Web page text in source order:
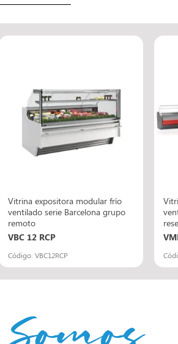
Vitrina expositora modular frío
ventilado serie Barcelona grupo
remoto
VBC 12 RCP
Código: VBC12RCP